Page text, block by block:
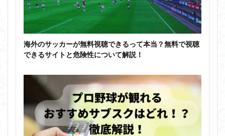
海外のサッカーが無料視聴できるって本当？無料で視聴
できるサイトと危険性について解説！